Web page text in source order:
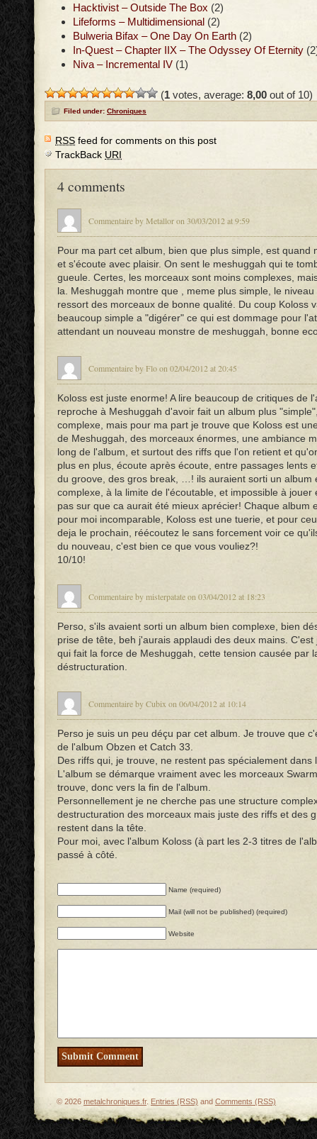
Hacktivist – Outside The Box (2)
Lifeforms – Multidimensional (2)
Bulweria Bifax – One Day On Earth (2)
In-Quest – Chapter IIX – The Odyssey Of Eternity
Niva – Incremental IV (1)
(1 votes, average: 8,00 out of 10)
Filed under: Chroniques
RSS feed for comments on this post
TrackBackURI
4 comments
Commentaire by Metallor on 30/03/2012 at 9:59
Pour ma part cet album, bien que plus simple, est quand
et s'écoute avec plaisir. On sent le meshuggah qui te
gueule. Certes, les morceaux sont moins complexes,
la. Meshuggah montre que , meme plus simple, le
ressort des morceaux de bonne qualité. Du coup Koloss
beaucoup simple a "digérer" ce qui est dommage pour
attendant un nouveau monstre de meshuggah, bonne
Commentaire by Flo on 02/04/2012 at 20:45
Koloss est juste enorme! A lire beaucoup de critiques de
reproche à Meshuggah d'avoir fait un album plus
complexe, mais pour ma part je trouve que Koloss est
de Meshuggah, des morceaux énormes, une ambiance
long de l'album, et surtout des riffs que l'on retient et
plus en plus, écoute après écoute, entre passages lents
du groove, des gros break, …! ils auraient sorti un album
complexe, à la limite de l'écoutable, et impossible à jouer
pas sur que ca aurait été mieux aprécier! Chaque album
pour moi incomparable, Koloss est une tuerie, et pour
deja le prochain, réécoutez le sans forcement voir ce
du nouveau, c'est bien ce que vous vouliez?!
10/10!
Commentaire by misterpatate on 03/04/2012 at 18:23
Perso, s'ils avaient sorti un album bien complexe, bien
prise de tête, beh j'aurais applaudi des deux mains. C'est
qui fait la force de Meshuggah, cette tension causée par
déstructuration.
Commentaire by Cubix on 06/04/2012 at 10:14
Perso je suis un peu déçu par cet album. Je trouve que
de l'album Obzen et Catch 33.
Des riffs qui, je trouve, ne restent pas spécialement dans
L'album se démarque vraiment avec les morceaux
trouve, donc vers la fin de l'album.
Personnellement je ne cherche pas une structure
destructuration des morceaux mais juste des riffs et des
restent dans la tête.
Pour moi, avec l'album Koloss (à part les 2-3 titres de
passé à côté.
Name (required)
Mail (will not be published) (required)
Website
© 2026 metalchroniques.fr. Entries (RSS) and Comments (RSS)